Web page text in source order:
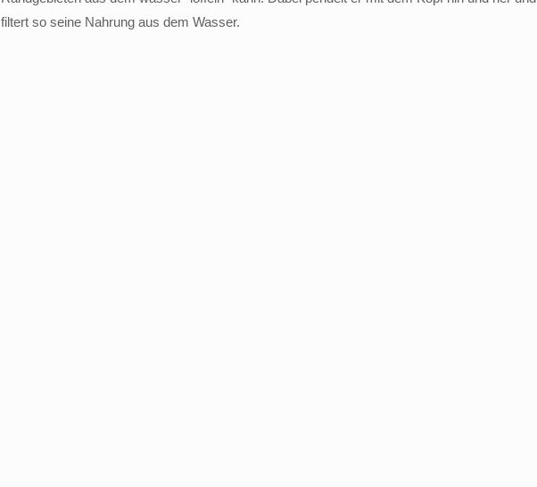
filtert so seine Nahrung aus dem Wasser.